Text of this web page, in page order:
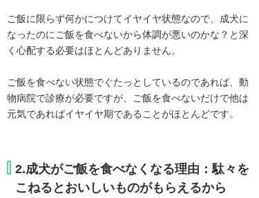
ご飯に限らず何かにつけてイヤイヤ状態なので、成犬に
なったのにご飯を食べないから体調が悪いのかな？と深
く心配する必要はほとんどありません。
ご飯を食べない状態でぐたっとしているのであれば、動
物病院で診療が必要ですが、ご飯を食べないだけで他は
元気であればイヤイヤ期であることがほとんどです。
2.成犬がご飯を食べなくなる理由：駄々を
こねるとおいしいものがもらえるから